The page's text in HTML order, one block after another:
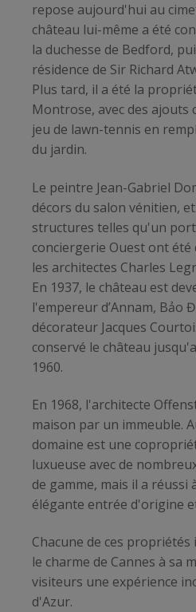
repose aujourd'hui au
château lui-même a été
la duchesse de Bedford,
résidence de Sir Richard
Plus tard, il a été la
Montrose, avec des ajouts
jeu de lawn-tennis en
du jardin.
Le peintre Jean-Gabriel
décors du salon vénitien,
structures telles qu'un
conciergerie Ouest ont été
les architectes Charles
En 1937, le château est
l'empereur d’Annam, Bảo
décorateur Jacques
conservé le château
1960.
En 1968, l'architecte
maison par un immeuble.
domaine est une
luxueuse avec de
de gamme, mais il a réussi
élégante entrée d'origine
Chacune de ces
le charme de Cannes à sa
visiteurs une expérience
d'Azur.